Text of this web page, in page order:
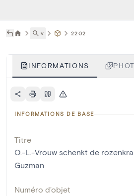
˅ 2202
INFORMATIONS
INFORMATIONS DE BASE
Titre
O.-L.-Vrouw schenkt de
Guzman
Numéro d'objet